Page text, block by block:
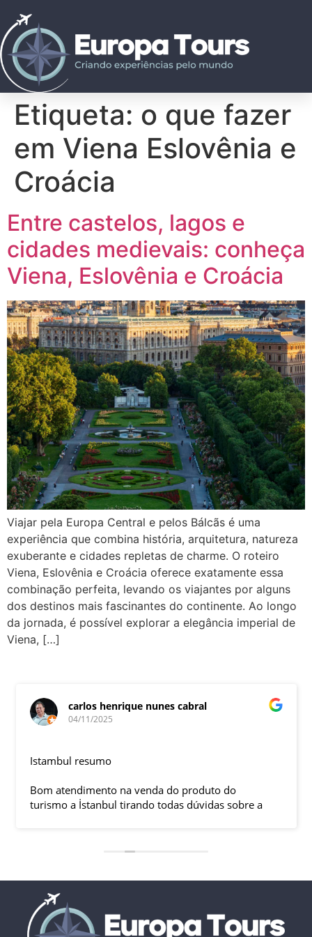
Etiqueta: o que fazer
em Viena Eslovênia e
Croácia
Entre castelos, lagos e
cidades medievais: conheça
Viena, Eslovênia e Croácia
Viajar pela Europa Central e pelos Bálcãs é uma
experiência que combina história, arquitetura, natureza
exuberante e cidades repletas de charme. O roteiro
Viena, Eslovênia e Croácia oferece exatamente essa
combinação perfeita, levando os viajantes por alguns
dos destinos mais fascinantes do continente. Ao longo
da jornada, é possível explorar a elegância imperial de
Viena, […]
carlos henrique nunes cabral
04/11/2025
Istambul resumo
Bom atendimento na venda do produto do
turismo a İstanbul tirando todas dúvidas sobre a
ficaram em SP trabalhando. A associação dessa
LÍDER, garantiu o sucesso da viagem que foi, lá, em
grupo formado por brasileiros e com guia Turco, Sr
Ali Faik, falando um português impecável e foi
muito disponível e atencioso. Os transfers, foram